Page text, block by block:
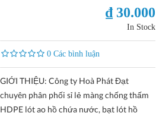
₫ 30.000
In Stock
0 Các bình luận
GIỚI THIỆU: Công ty Hoà Phát Đạt
chuyên phân phối sỉ lẻ màng chống thấm
HDPE lót ao hồ chứa nước, bạt lót hồ